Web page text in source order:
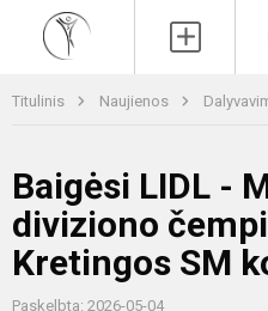
Titulinis Naujienos
Baigėsi LIDL -
diviziono
Kretingos SM
Paskelbta: 2026-05-04